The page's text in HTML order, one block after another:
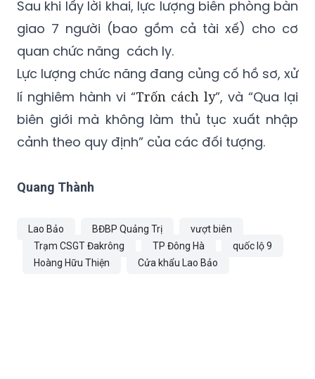
Sau khi lấy lời khai, lực lượng biên phòng bàn
giao 7 người (bao gồm cả tài xế) cho cơ
quan chức năng cách ly.
Lực lượng chức năng đang củng cố hồ sơ, xử
lí nghiêm hành vi “Trốn cách ly”, và “Qua lại
biên giới mà không làm thủ tục xuất nhập
cảnh theo quy định” của các đối tượng.
Quang Thành
Lao Bảo BĐBP Quảng Trị
vượt biên
Trạm CSGT Đakrông
TP Đông Hà
quốc lộ 9
Hoàng Hữu Thiện
Cửa khẩu Lao Bảo